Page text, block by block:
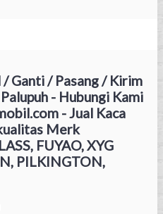
Ganti / Pasang / Kirim
- Hubungi Kami
- Jual Kaca
Merk
FUYAO, XYG
PILKINGTON,